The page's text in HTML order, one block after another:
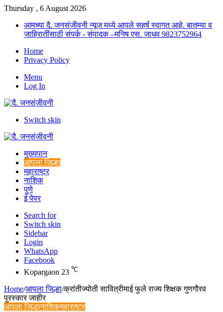
Thursday , 6 August 2026
आमच्या दै. जनसंजीवनी न्यूज मध्ये आपले सहर्ष स्वागत आहे. बातम्या व
जाहिरातींसाठी संपर्क - संपादक –मनिष एस. जाधव 9823752964
Home
Privacy Policy
Menu
Log In
Switch skin
मुख्यपान
आपला जिल्हा
महाराष्ट्र
नाशिक
पुणे
ई पेपर
Search for
Switch skin
Sidebar
Login
WhatsApp
Facebook
Kopargaon 23 ℃
Home/आपला जिल्हा/क्रांतीज्योती सावित्रीमाई फुले राज्य शिक्षक गुणगौरव
पुरस्कार जाहीर
आपला जिल्हानाशिकमहाराष्ट्र